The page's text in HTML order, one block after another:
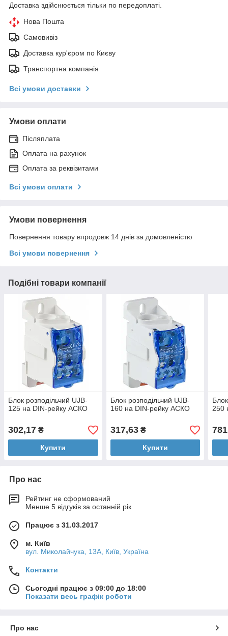
Доставка здійснюється тільки по передоплаті.
Нова Пошта
Самовивіз
Доставка кур'єром по Києву
Транспортна компанія
Всі умови доставки
Умови оплати
Післяплата
Оплата на рахунок
Оплата за реквізитами
Всі умови оплати
Умови повернення
Повернення товару впродовж 14 днів за домовленістю
Всі умови повернення
Подібні товари компанії
Блок розподільчий UJB-
125 на DIN-рейку АСКО
302,17 ₴
Купити
Блок розподільчий UJB-
160 на DIN-рейку АСКО
317,63₴
Купити
250
Про нас
Рейтинг не сформований
Менше 5 відгуків за останній рік
Працює з 31.03.2017
м. Київ
вул. Миколайчука, 13А, Київ, Україна
Контакти
Сьогодні працює з 09:00 до 18:00
Показати весь графік роботи
Про нас